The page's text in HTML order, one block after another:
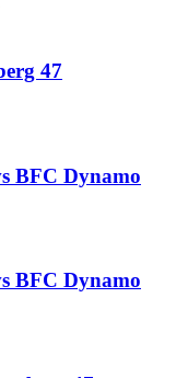
47
BFC Dynamo
BFC Dynamo